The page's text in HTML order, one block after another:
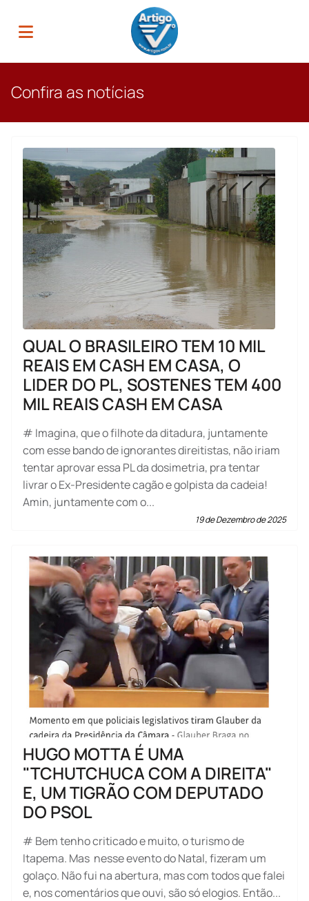
Confira as notícias
QUAL O BRASILEIRO TEM 10 MIL
REAIS EM CASH EM CASA, O
LIDER DO PL, SOSTENES TEM 400
MIL REAIS CASH EM CASA
# Imagina, que o filhote da ditadura, juntamente
com esse bando de ignorantes direitistas, não iriam
tentar aprovar essa PL da dosimetria, pra tentar
livrar o Ex-Presidente cagão e golpista da cadeia!
Amin, juntamente com o...
19 de Dezembro de 2025
HUGO MOTTA É UMA
"TCHUTCHUCA COM A DIREITA"
E, UM TIGRÃO COM DEPUTADO
DO PSOL
# Bem tenho criticado e muito, o turismo de
Itapema. Mas nesse evento do Natal, fizeram um
golaço. Não fui na abertura, mas com todos que falei
e, nos comentários que ouvi, são só elogios. Então...